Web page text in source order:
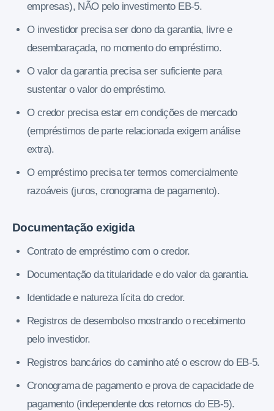
empresas), NÃO pelo investimento EB-5.
O investidor precisa ser dono da garantia, livre e
desembaraçada, no momento do empréstimo.
O valor da garantia precisa ser suficiente para
sustentar o valor do empréstimo.
O credor precisa estar em condições de mercado
(empréstimos de parte relacionada exigem análise
extra).
O empréstimo precisa ter termos comercialmente
razoáveis (juros, cronograma de pagamento).
Documentação exigida
Contrato de empréstimo com o credor.
Documentação da titularidade e do valor da garantia.
Identidade e natureza lícita do credor.
Registros de desembolso mostrando o recebimento
pelo investidor.
Registros bancários do caminho até o escrow do EB-5.
Cronograma de pagamento e prova de capacidade de
pagamento (independente dos retornos do EB-5).